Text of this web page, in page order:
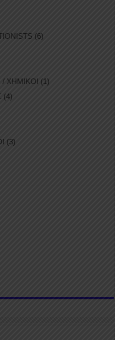
(6)
/ ΧΗΜΙΚΟΙ (1)
(4)
(3)